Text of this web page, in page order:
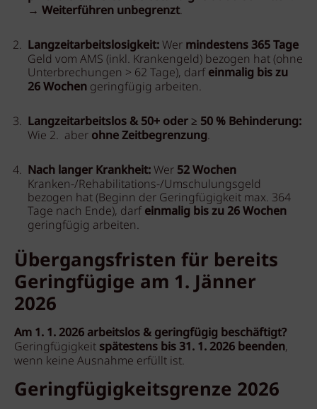
→ Weiterführen unbegrenzt.
Langzeitarbeitslosigkeit:Wer mindestens 365 Tage
Geld vom AMS (inkl. Krankengeld) bezogen hat (ohne
Unterbrechungen > 62 Tage), darfeinmalig bis zu
26 Wochen geringfügig arbeiten.
Langzeitarbeitslos & 50+ oder ≥ 50 % Behinderung:
Wie 2. aber ohneZeitbegrenzung.
Nach langer Krankheit:Wer 52 Wochen
Kranken-/Rehabilitations-/Umschulungsgeld
bezogen hat (Beginn der Geringfügigkeit max. 364
Tage nach Ende), darfeinmalig bis zu 26 Wochen
geringfügig arbeiten.
Übergangsfristen für bereits
Geringfügige am 1. Jänner
2026
Am 1. 1. 2026 arbeitslos & geringfügig beschäftigt?
Geringfügigkeit spätestens bis 31. 1. 2026 beenden,
wenn keine Ausnahme erfüllt ist.
Geringfügigkeitsgrenze 2026